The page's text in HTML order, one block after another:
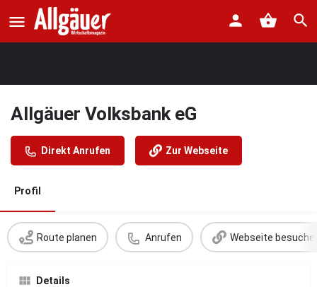
Allgäuer Volksbank eG
Direkt Anrufen Zur Webseite
Profil
Route planen Anrufen Webseite
Details